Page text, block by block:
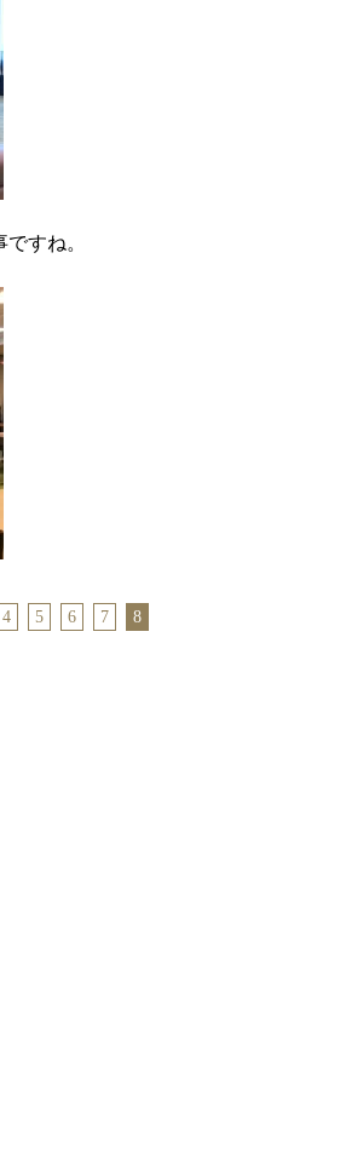
すね。
4 5 6 7 8